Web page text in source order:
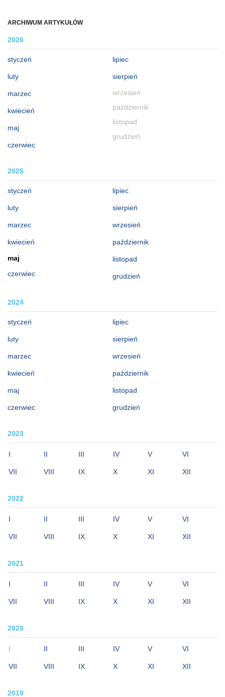
ARCHIWUM ARTYKUŁÓW
2026
styczeń
luty
marzec
kwiecień
maj
czerwiec
lipiec
sierpień
wrzesień
październik
listopad
grudzień
2025
styczeń
luty
marzec
kwiecień
maj
czerwiec
lipiec
sierpień
wrzesień
październik
listopad
grudzień
2024
styczeń
luty
marzec
kwiecień
maj
czerwiec
lipiec
sierpień
wrzesień
październik
listopad
grudzień
2023
I II III IV V VI
VII VIII IX X XI XII
2022
I II III IV V VI
VII VIII IX X XI XII
2021
I II III IV V VI
VII VIII IX X XI XII
2020
I II III IV V VI
VII VIII IX X XI XII
2019